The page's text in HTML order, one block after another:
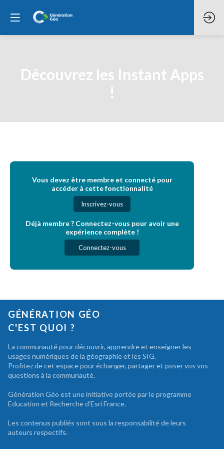
Découvrez les Instant Apps
!
Vous devez être membre et connecté pour
accéder à cette fonctionnalité
Inscrivez-vous
Déjà membre ? Connectez-vous pour avoir une
expérience complète !
Connectez-vous
GÉNÉRATION GÉO
C'EST QUOI ?
La communauté pour découvrir, apprendre et enseigner les
usages numériques de la géographie et les SIG.
Profitez de cet espace pour échanger, partager et poser vos vos
questions à la communauté.
Génération Géo est une initiative portée par le programme
Education et Recherche d'Esri France.
Les contenus publiés sont sous la responsabilité de leurs
auteurs respectifs.